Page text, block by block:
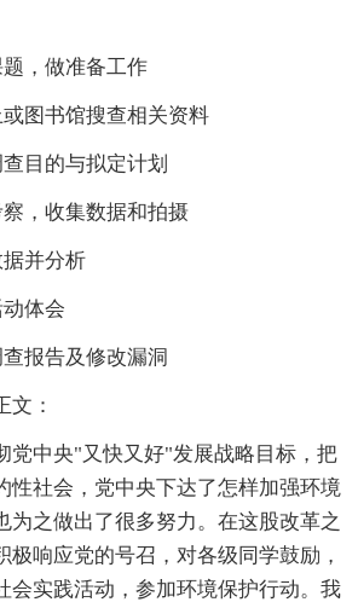
，做准备工作
图书馆搜查相关资料
目的与拟定计划
，收集数据和拍摄
并分析
体会
报告及修改漏洞
文：
党中央"又快又好"发展战略目标，把
性社会，党中央下达了怎样加强环境
为之做出了很多努力。在这股改革之
极响应党的号召，对各级同学鼓励，
会实践活动，参加环境保护行动。我